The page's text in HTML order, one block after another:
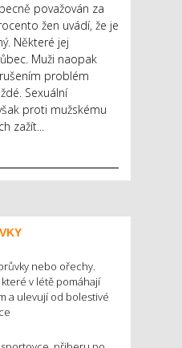
považován za
žen uvádí, že je
Některé jej
Muži naopak
problém
Sexuální
proti mužskému
zažít...
nebo ořechy.
v létě pomáhají
a ulevují od bolestivé